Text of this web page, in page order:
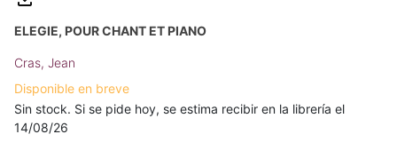
ELEGIE, POUR CHANT ET PIANO
Cras, Jean
Disponible en breve
Sin stock. Si se pide hoy, se estima recibir en la librería el
14/08/26